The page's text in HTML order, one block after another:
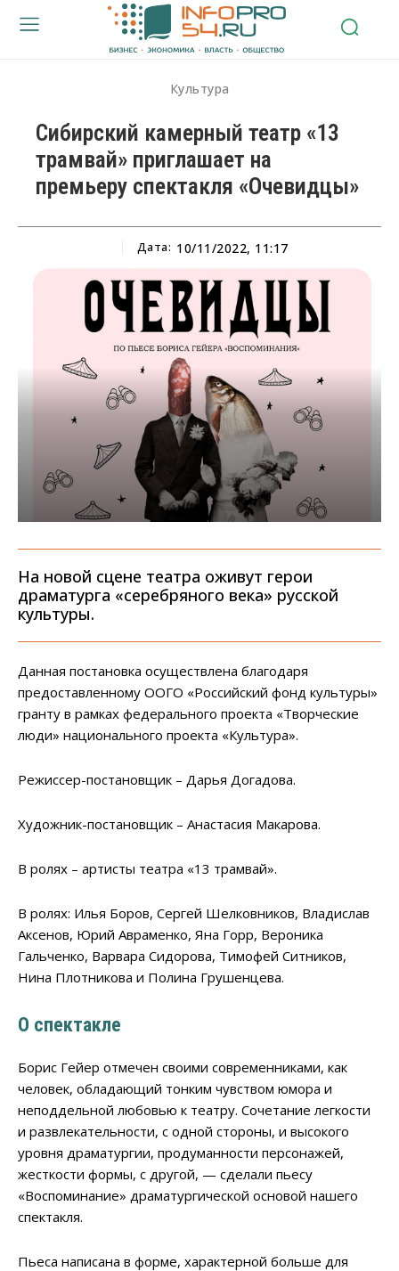
Культура
Сибирский камерный театр «13
трамвай» приглашает на
премьеру спектакля «Очевидцы»
Дата: 10/11/2022, 11:17
На новой сцене театра оживут герои
драматурга «серебряного века» русской
культуры.
Данная постановка осуществлена благодаря
предоставленному ООГО «Российский фонд культуры»
гранту в рамках федерального проекта «Творческие
люди» национального проекта «Культура».
Режиссер-постановщик – Дарья Догадова.
Художник-постановщик – Анастасия Макарова.
В ролях – артисты театра «13 трамвай».
В ролях: Илья Боров, Сергей Шелковников, Владислав
Аксенов, Юрий Авраменко, Яна Горр, Вероника
Гальченко, Варвара Сидорова, Тимофей Ситников,
Нина Плотникова и Полина Грушенцева.
О спектакле
Борис Гейер отмечен своими современниками, как
человек, обладающий тонким чувством юмора и
неподдельной любовью к театру. Сочетание легкости
и развлекательности, с одной стороны, и высокого
уровня драматургии, продуманности персонажей,
жесткости формы, с другой, — сделали пьесу
«Воспоминание» драматургической основой нашего
спектакля.
Пьеса написана в форме, характерной больше для